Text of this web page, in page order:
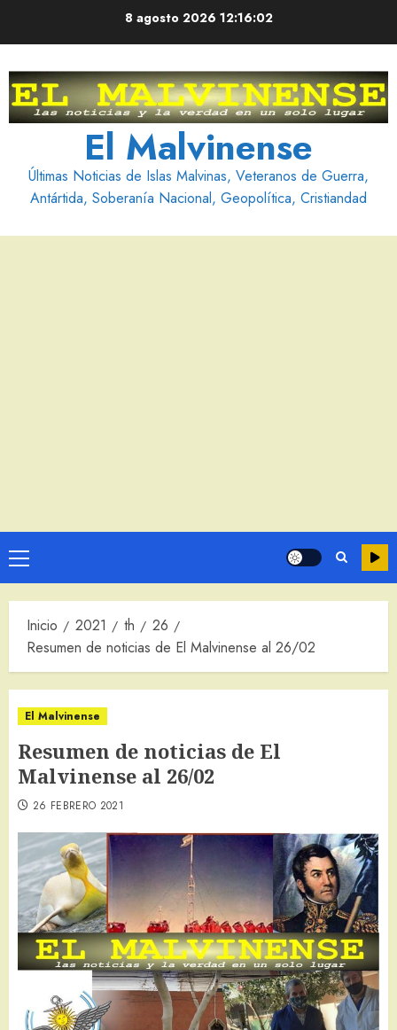
8 agosto 2026 12:16:03
El Malvinense
Últimas Noticias de Islas Malvinas, Veteranos de Guerra,
Antártida, Soberanía Nacional, Geopolítica, Cristiandad
Menú
principal
Inicio 2021 th
26
Resumen de noticias de El Malvinense al 26/02
El Malvinense
Resumen de noticias de El
Malvinense al 26/02
26 FEBRERO 2021